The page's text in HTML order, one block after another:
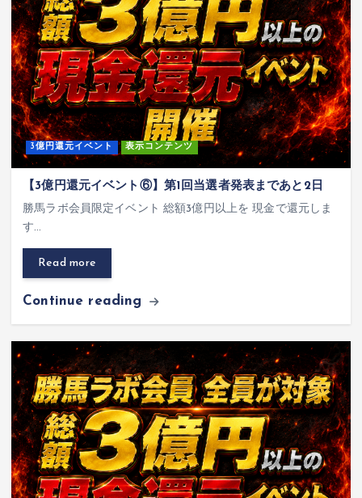
3億円還元イベント 表示コンテンツ
【3億円還元イベント⑥】第1回当選者発表まであと2日
勝馬ラボ会員限定イベント 総額3億円以上を 現金で還元しま
す…
Read more
Continue reading